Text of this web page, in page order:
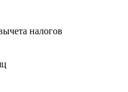
налогов